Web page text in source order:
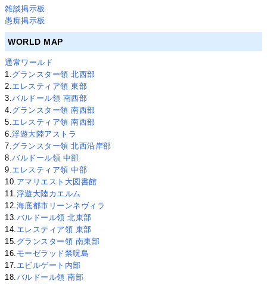
雑談掲示板
愚痴掲示板
WORLD MAP
通常ワールド
1.グランスター領 北西部
2.エレスティア領 東部
3.バルドール領 南西部
4.グランスター領 南西部
5.エレスティア領 南西部
6.浮遊大陸アストラ
7.グランスター領 北西沿岸部
8.バルドール領 中部
9.エレスティア領 中部
10. アマリエスト大図書館
11.浮遊大陸カエルム
12.海底都市リーンネヴィラ
13.バルドール領 北東部
14. エレスティア領 東部
15. グランスター領 南東部
16. モーゼラッド禁呪島
17. エビルゲート内部
18.バルドール領 南部